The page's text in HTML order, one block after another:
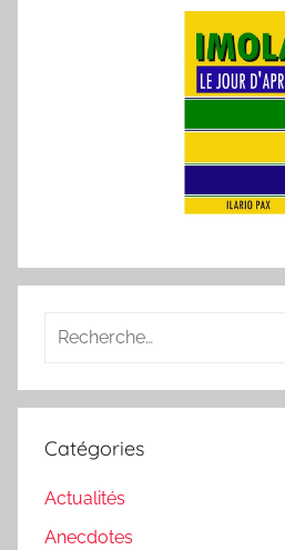
Recherche
:
Catégories
Actualités
Anecdotes